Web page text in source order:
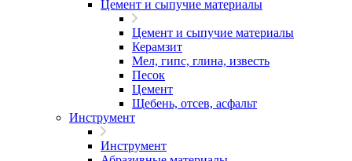
Цемент и сыпучие материалы
Цемент и сыпучие материалы
Керамзит
Мел, гипс, глина, известь
Песок
Цемент
Щебень, отсев, асфальт
Инструмент
Инструмент